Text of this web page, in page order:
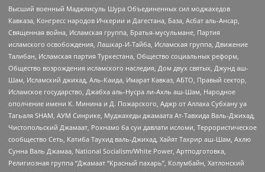
Высший военный Маджлисуль Шура Объединенных сил моджахедов
Кавказа, Конгресс народов Ичкерии и Дагестана, База, Асбат аль-Ансар,
Священная война, Исламская группа, Братья-мусульмане, Партия
исламского освобождения, Лашкар-И-Тайба, Исламская группа, Движение
Талибан, Исламская партия Туркестана, Общество социальных реформ,
Общество возрождения исламского наследия, Дом двух святых, Джунд аш-
Шам, Исламский джихад, Аль-Каида, Имарат Кавказ, АБТО, Правый сектор,
Исламское государство, Джабха аль-Нусра ли-Ахль аш-Шам, Народное
ополчение имени К. Минина и Д. Пожарского, Аджр от Аллаха Субхану уа
Тагьаля SHAM, АУМ Синрике, Муджахеды джамаата Ат-Тавхида Валь-Джихад,
Чистопольский Джамаат, Рохнамо ба суи давлати исломи, Террористическое
сообщество Сеть, Катиба Таухид валь-Джихад, Хайят Тахрир аш-Шам, Ахлю
Сунна Валь Джамаа, National Socialism/White Power, Артподготовка,
Религиозная группа “Джамаат “Красный пахарь”, Колумбайн, Хатлонский